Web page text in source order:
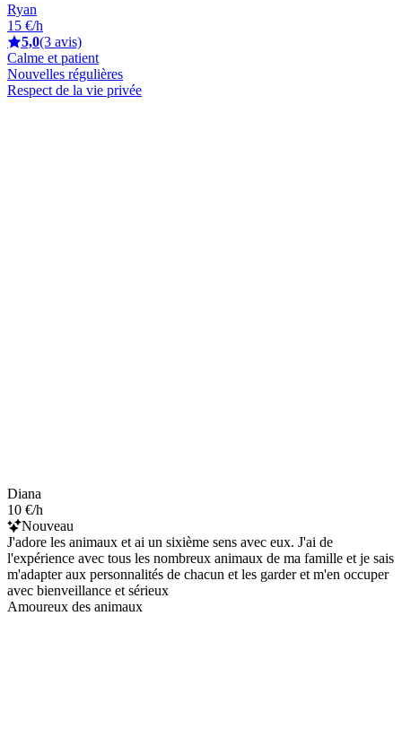
Ryan
15 €/h
5,0(3 avis)
Calme et patient
Nouvelles régulières
Respect de la vie privée
Diana
10 €/h
Nouveau
J'adore les animaux et ai un sixième sens avec eux. J'ai de
l'expérience avec tous les nombreux animaux de ma famille et je sais
m'adapter aux personnalités de chacun et les garder et m'en occuper
avec bienveillance et sérieux
Amoureux des animaux